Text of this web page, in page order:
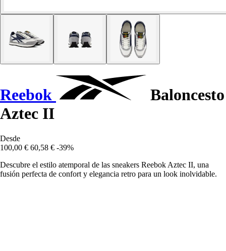
Reebok
Baloncesto
Aztec II
Desde
100,00 € 60,58 € -39%
Descubre el estilo atemporal de las sneakers Reebok Aztec II, una
fusión perfecta de confort y elegancia retro para un look inolvidable.